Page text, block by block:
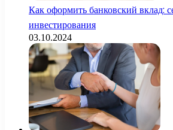
Как оформить банковский вклад:
инвестирования
03.10.2024